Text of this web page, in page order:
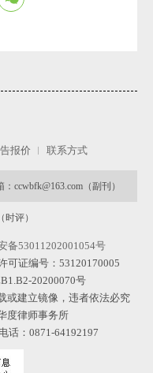
报价 联系方式
ccwbfk@163.com（副刊）
时评）
备53011202001054号
可证编号：53120170005
20200070号
或建立镜像，违者依法必究
度律师事务所
话：0871-64192197